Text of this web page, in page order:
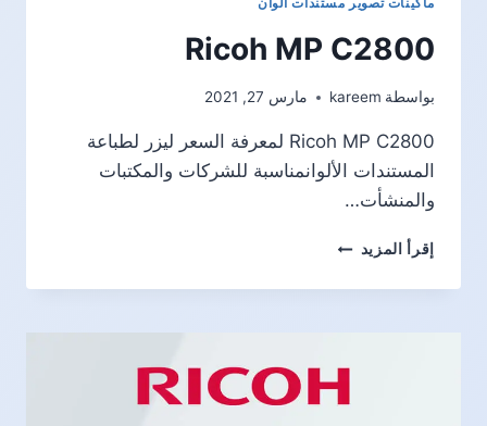
Ricoh MP C2800
بواسطة kareem مارس 27, 2021
Ricoh MP C2800 لمعرفة السعر ليزر لطباعة
المستندات الألوانمناسبة للشركات والمكتبات
والمنشأت…
إقرأ المزيد RICOH
C2800